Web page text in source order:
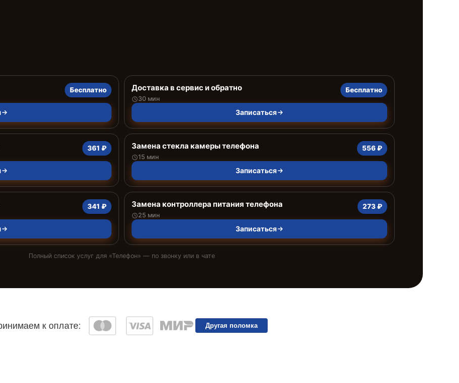
Бесплатно Доставка в сервис и обратно
30 мин
Бесплатно
Записаться
361 ₽ Замена стекла камеры телефона
15 мин
556 ₽
Записаться
341 ₽ Замена контроллера питания телефона
25 мин
273 ₽
Записаться
Полный список услуг для «Телефон» — по звонку или в чате
к оплате: Другая поломка